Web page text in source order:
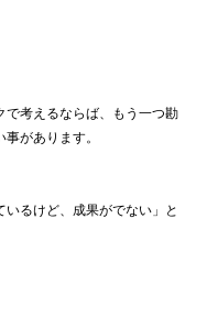
で考えるならば、もう一つ勘
があります。
いるけど、成果がでない」と